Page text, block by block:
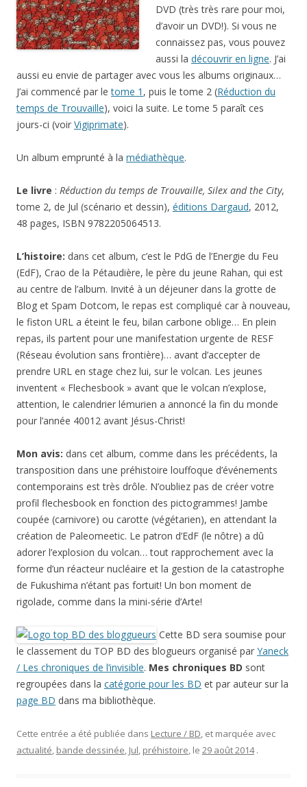
DVD (très très rare pour moi,
d’avoir un DVD!). Si vous ne
connaissez pas, vous pouvez
aussi la découvrir en ligne. J’ai
aussi eu envie de partager avec vous les albums originaux…
J’ai commencé par letome 1 , puis le tome 2 (Réduction du
temps de Trouvaille), voici la suite. Le tome 5 paraît ces
jours-ci (voir Vigiprimate).
Un album emprunté à la médiathèque.
Le livre : Réduction du temps de Trouvaille, Silex and the City,
tome 2, de Jul (scénario et dessin), éditions Dargaud, 2012,
48 pages, ISBN 9782205064513.
L’histoire: dans cet album, c’est le PdG de l’Energie du Feu
(EdF), Crao de la Pétaudière, le père du jeune Rahan, qui est
au centre de l’album. Invité à un déjeuner dans la grotte de
Blog et Spam Dotcom, le repas est compliqué car à nouveau,
le fiston URL a éteint le feu, bilan carbone oblige… En plein
repas, ils partent pour une manifestation urgente de RESF
(Réseau évolution sans frontière)… avant d’accepter de
prendre URL en stage chez lui, sur le volcan. Les jeunes
inventent « Flechesbook » avant que le volcan n’explose,
attention, le calendrier lémurien a annoncé la fin du monde
pour l’année 40012 avant Jésus-Christ!
Mon avis: dans cet album, comme dans les précédents, la
transposition dans une préhistoire louffoque d’événements
contemporains est très drôle. N’oubliez pas de créer votre
profil flechesbook en fonction des pictogrammes! Jambe
coupée (carnivore) ou carotte (végétarien), en attendant la
création de Paleomeetic. Le patron d’EdF (le nôtre) a dû
adorer l’explosion du volcan… tout rapprochement avec la
forme d’un réacteur nucléaire et la gestion de la catastrophe
de Fukushima n’étant pas fortuit! Un bon moment de
rigolade, comme dans la mini-série d’Arte!
Cette BD sera soumise pour
le classement du TOP BD des blogueurs organisé par Yaneck
/ Les chroniques de l’invisible. Mes chroniques BD sont
regroupées dans la catégorie pour les BD et par auteur sur la
page BD dans ma bibliothèque.
Cette entrée a été publiée dans Lecture / BD, et marquée avec
actualité, bande dessinée, Jul, préhistoire, le 29 août 2014 .